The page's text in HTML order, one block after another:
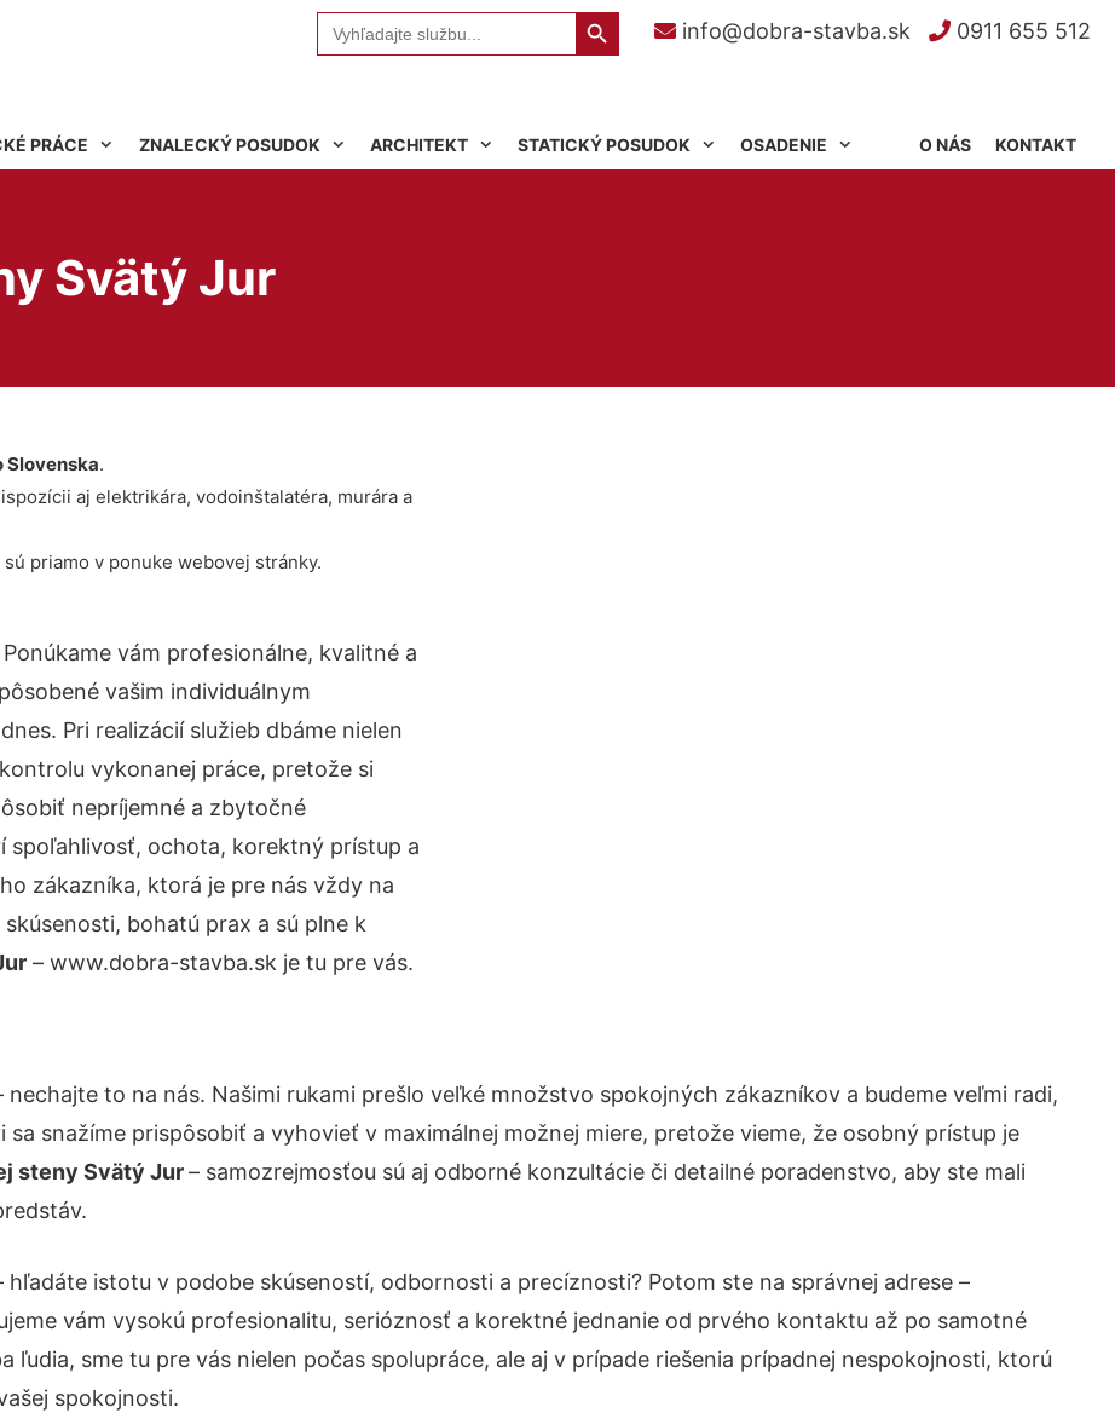
info@dobra-stavba.sk 0911 655 512
Search
for:
Search Button
PRÁCE ZNALECKÝ POSUDOK ARCHITEKT STATICKÝ POSUDOK OSADENIE KONTAKT
O NÁS
Svätý Jur
Slovenska.
aj elektrikára, vodoinštalatéra, murára a
priamo v ponuke webovej stránky.
Ponúkame vám profesionálne, kvalitné a
vašim individuálnym
Pri realizácií služieb dbáme nielen
vykonanej práce, pretože si
nepríjemné a zbytočné
spoľahlivosť, ochota, korektný prístup a
zákazníka, ktorá je pre nás vždy na
bohatú prax a sú plne k
– www.dobra-stavba.sk je tu pre vás.
nechajte to na nás. Našimi rukami prešlo veľké množstvo spokojných zákazníkov a budeme veľmi radi,
snažíme prispôsobiť a vyhovieť v maximálnej možnej miere, pretože vieme, že osobný prístup je
steny Svätý Jur– samozrejmosťou sú aj odborné konzultácie či detailné poradenstvo, aby ste mali
hľadáte istotu v podobe skúseností, odbornosti a precíznosti? Potom ste na správnej adrese –
vám vysokú profesionalitu, serióznosť a korektné jednanie od prvého kontaktu až po samotné
ľudia, sme tu pre vás nielen počas spolupráce, ale aj v prípade riešenia prípadnej nespokojnosti, ktorú
spokojnosti.